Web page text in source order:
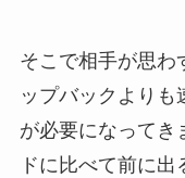
そこで相手が思わ
ップバックよりも
が必要になってき
ドに比べて前に